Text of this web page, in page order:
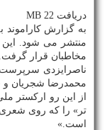
دریافت 22 MB
منتشر می شود. این
مخاطبان قرار گرفت.
ناصرایزدی سرپرست
محمدرضا شجریان و
از این رو اركستر
تر» را كه روی
است.»